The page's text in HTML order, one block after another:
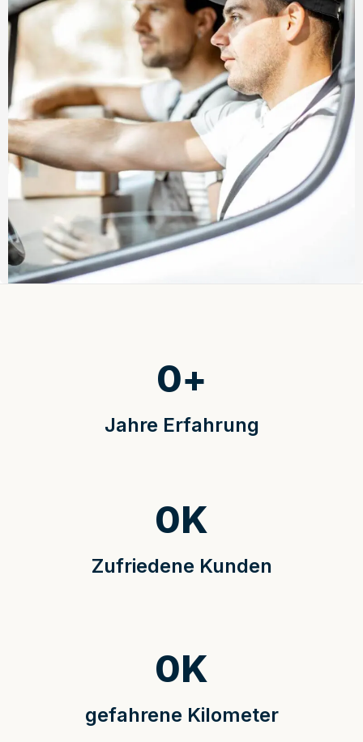
Jahre Erfahrung
0+
Zufriedene Kunden
0K
gefahrene Kilometer
0K